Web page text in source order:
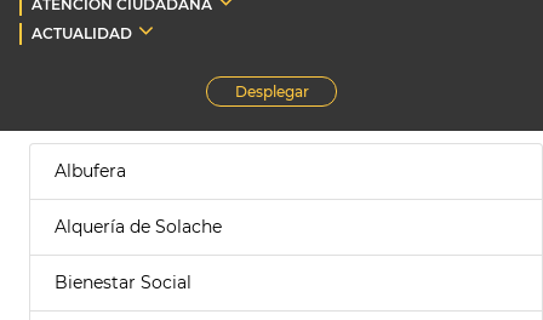
ATENCIÓN CIUDADANA
ACTUALIDAD
Desplegar
Albufera
Alquería de Solache
Bienestar Social